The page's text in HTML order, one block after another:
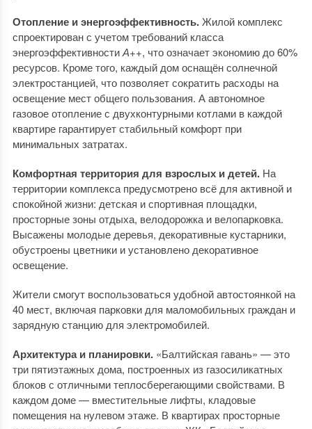
Отопление и энергоэффективность.Жилой комплекс
спроектирован с учетом требований класса
энергоэффективностиА++, что означает экономию до 60%
ресурсов. Кроме того, каждый дом оснащён солнечной
электростанцией, что позволяет сократить расходы на
освещение мест общего пользования. А автономное
газовое отопление с двухконтурными котлами в каждой
квартире гарантирует стабильный комфорт при
минимальных затратах.
Комфортная территория для взрослых и детей.На
территории комплекса предусмотрено всё для активной и
спокойной жизни: детская и спортивная площадки,
просторные зоны отдыха, велодорожка и велопарковка.
Высажены молодые деревья, декоративные кустарники,
обустроены цветники и установлено декоративное
освещение.
Жители смогут воспользоваться удобной автостоянкой на
40 мест, включая парковки для маломобильных граждан и
зарядную станцию для электромобилей.
Архитектура и планировки.«Балтийская гавань» — это
три пятиэтажных дома, построенных из газосиликатных
блоков с отличными теплосберегающими свойствами. В
каждом доме — вместительные лифты, кладовые
помещения на нулевом этаже. В квартирах просторные